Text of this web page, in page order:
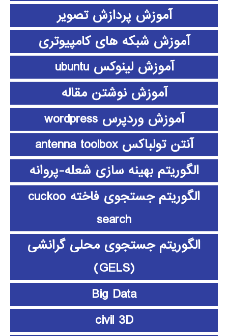
آموزش پردازش تصویر
آموزش شبکه های کامپیوتری
آموزش لینوکس ubuntu
آموزش نوشتن مقاله
آموزش وردپرس wordpress
آنتن تولباکس antenna toolbox
الگوریتم بهینه سازی شعله-پروانه
الگوریتم جستجوی فاخته cuckoo
search
الگوریتم جستجوی محلی گرانشی
(GELS)
Big Data
civil 3D